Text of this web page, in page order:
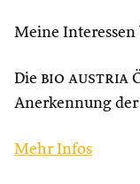
Meine Interessen
Die bio austria
Anerkennung
Mehr Infos